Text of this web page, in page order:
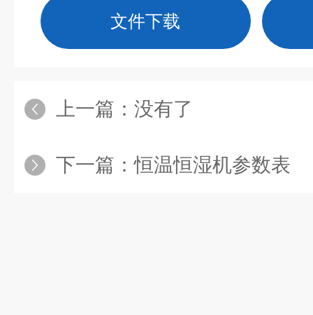
文件下载
上一篇：没有了
下一篇：恒温恒湿机参数表